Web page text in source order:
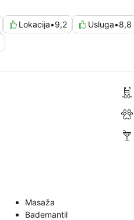
Lokacija•9,2 Usluga•8,8
Masaža
Bademantil